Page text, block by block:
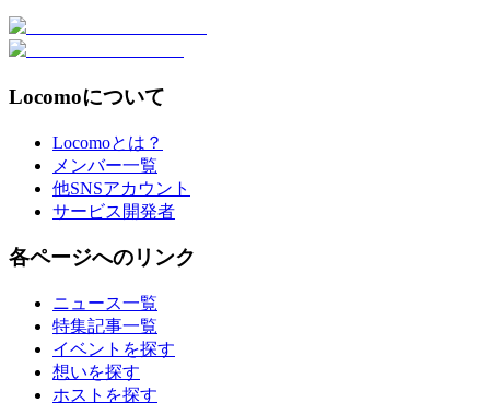
Locomoについて
Locomoとは？
メンバー一覧
他SNSアカウント
サービス開発者
各ページへのリンク
ニュース一覧
特集記事一覧
イベントを探す
想いを探す
ホストを探す